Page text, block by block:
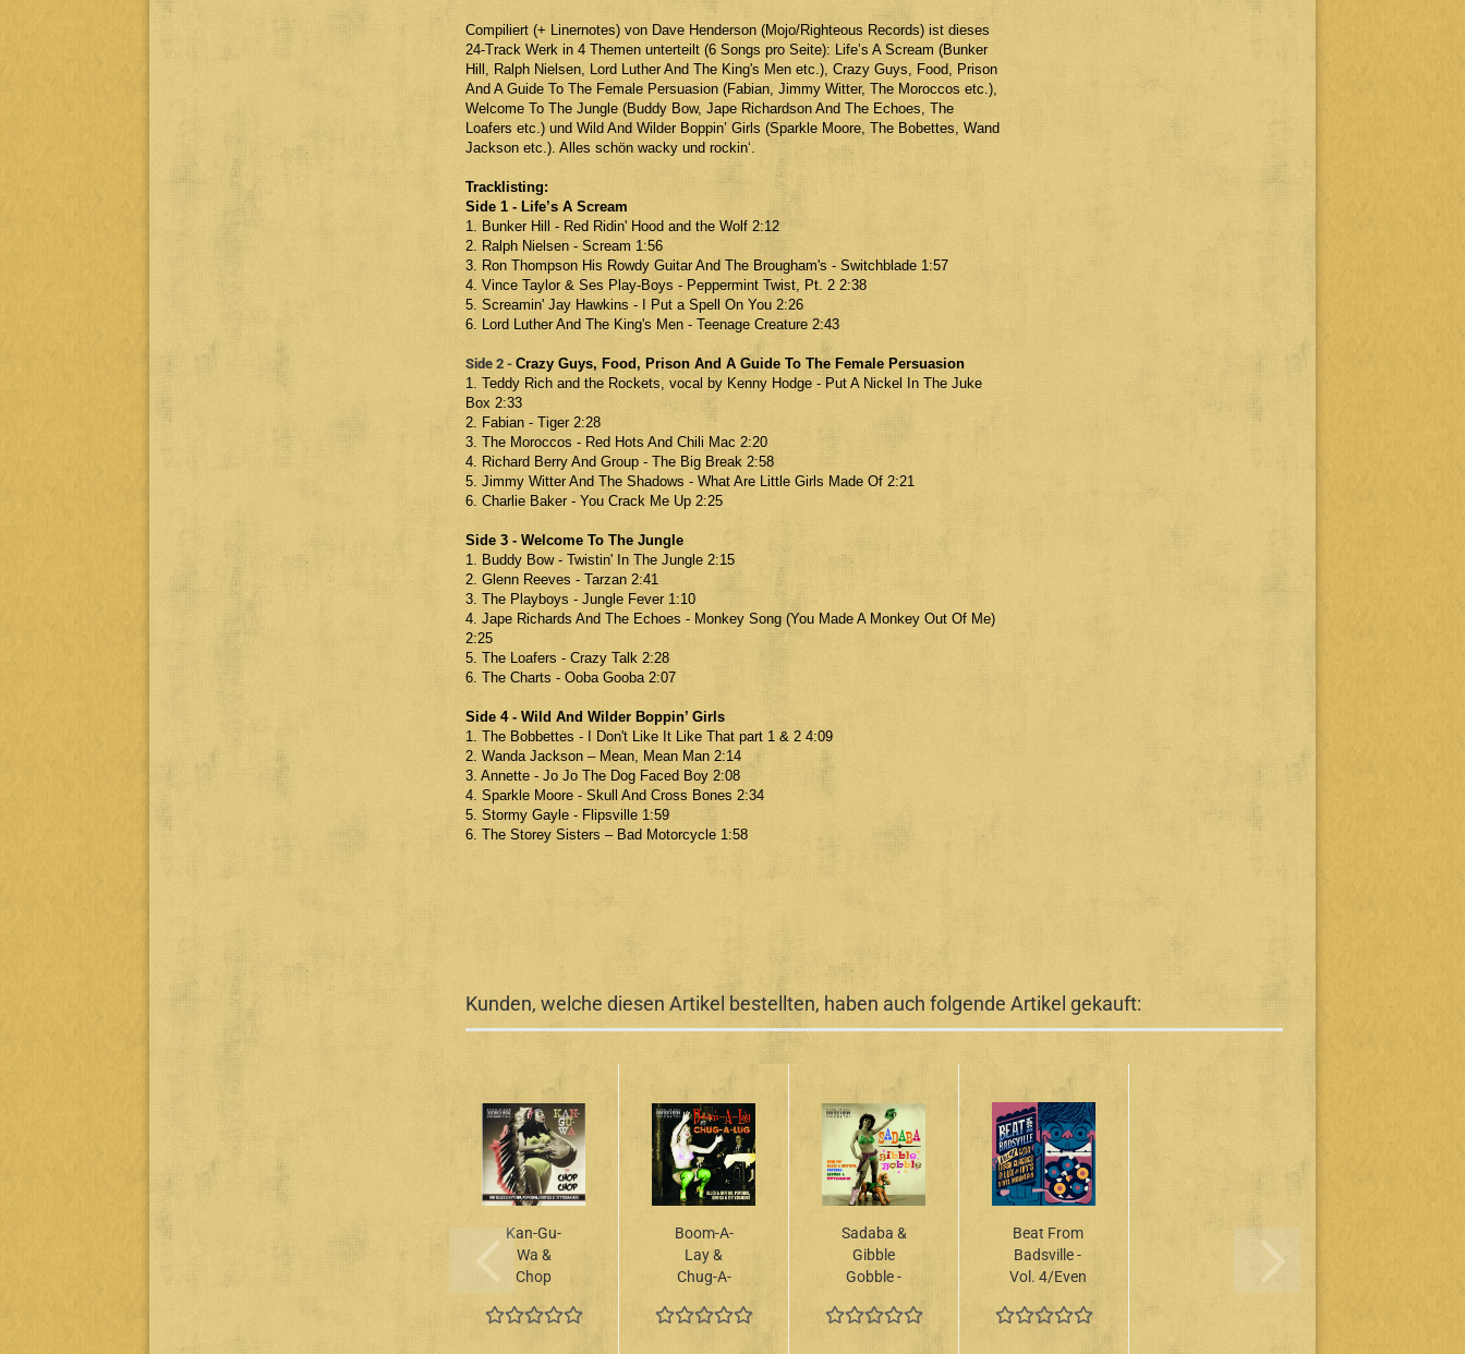
Compiliert (+ Linernotes) von Dave Henderson (Mojo/Righteous Records) ist dieses
24-Track Werk in 4 Themen unterteilt (6 Songs pro Seite): Life’s A Scream (Bunker
Hill, Ralph Nielsen, Lord Luther And The King's Men etc.), Crazy Guys, Food, Prison
And A Guide To The Female Persuasion (Fabian, Jimmy Witter, The Moroccos etc.),
Welcome To The Jungle (Buddy Bow, Jape Richardson And The Echoes, The
Loafers etc.) und Wild And Wilder Boppin’ Girls (Sparkle Moore, The Bobettes, Wand
Jackson etc.). Alles schön wacky und rockin‘.
Tracklisting:
Side 1 - Life’s A Scream
1. Bunker Hill - Red Ridin' Hood and the Wolf 2:12
2. Ralph Nielsen - Scream 1:56
3. Ron Thompson His Rowdy Guitar And The Brougham's - Switchblade 1:57
4. Vince Taylor & Ses Play-Boys - Peppermint Twist, Pt. 2 2:38
5. Screamin' Jay Hawkins - I Put a Spell On You 2:26
6. Lord Luther And The King's Men - Teenage Creature 2:43
Side 2 - Crazy Guys, Food, Prison And A Guide To The Female Persuasion
1. Teddy Rich and the Rockets, vocal by Kenny Hodge - Put A Nickel In The Juke
Box 2:33
2. Fabian - Tiger 2:28
3. The Moroccos - Red Hots And Chili Mac 2:20
4. Richard Berry And Group - The Big Break 2:58
5. Jimmy Witter And The Shadows - What Are Little Girls Made Of 2:21
6. Charlie Baker - You Crack Me Up 2:25
Side 3 - Welcome To The Jungle
1. Buddy Bow - Twistin' In The Jungle 2:15
2. Glenn Reeves - Tarzan 2:41
3. The Playboys - Jungle Fever 1:10
4. Jape Richards And The Echoes - Monkey Song (You Made A Monkey Out Of Me)
2:25
5. The Loafers - Crazy Talk 2:28
6. The Charts - Ooba Gooba 2:07
Side 4 - Wild And Wilder Boppin’ Girls
1. The Bobbettes - I Don't Like It Like That part 1 & 2 4:09
2. Wanda Jackson – Mean, Mean Man 2:14
3. Annette - Jo Jo The Dog Faced Boy 2:08
4. Sparkle Moore - Skull And Cross Bones 2:34
5. Stormy Gayle - Flipsville 1:59
6. The Storey Sisters – Bad Motorcycle 1:58
Kunden, welche diesen Artikel bestellten, haben auch folgende Artikel gekauft:
Kan-Gu-
Wa &
Chop
Exotic
Boom-A-
Lay &
Chug-A-
Exotic
Sadaba &
Gibble
Gobble -
Blues &
Beat From
Badsville -
Vol. 4/Even
Classics